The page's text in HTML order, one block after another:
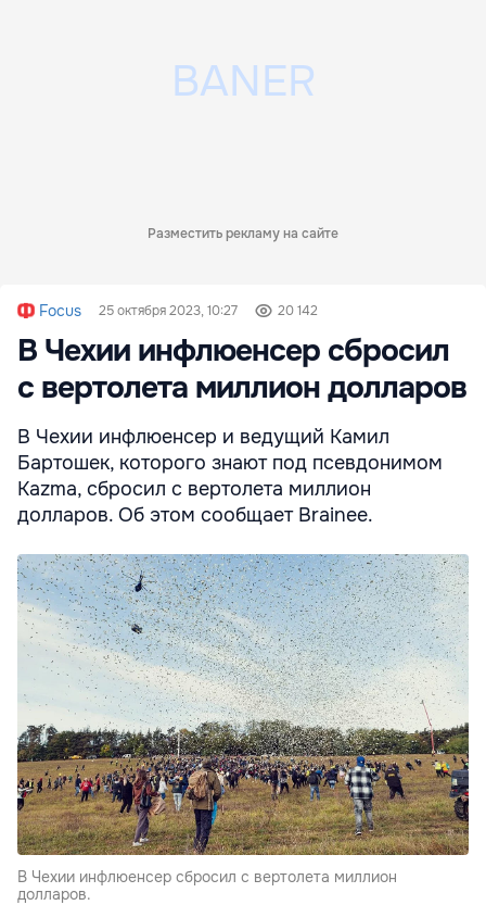
Разместить рекламу на сайте
Focus 25 октября 2023, 10:27 20 142
В Чехии инфлюенсер сбросил
с вертолета миллион долларов
В Чехии инфлюенсер и ведущий Камил
Бартошек, которого знают под псевдонимом
Kazma, сбросил с вертолета миллион
долларов. Об этом сообщает Brainee.
В Чехии инфлюенсер сбросил с вертолета миллион
долларов.